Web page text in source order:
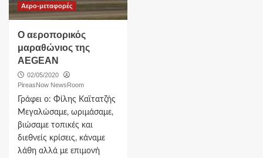
Αερο-μεταφορές
Ο αεροπορικός
μαραθώνιος της
AEGEAN
02/05/2020
PireasNow NewsRoom
Γράφει ο: Φίλης Καϊτατζής
Μεγαλώσαμε, ωριμάσαμε,
βιώσαμε τοπικές και
διεθνείς κρίσεις, κάναμε
λάθη αλλά με επιμονή